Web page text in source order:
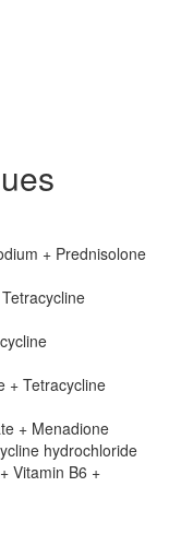
+ Prednisolone
+ Tetracycline
+ Menadione
hydrochloride
Vitamin B6 +